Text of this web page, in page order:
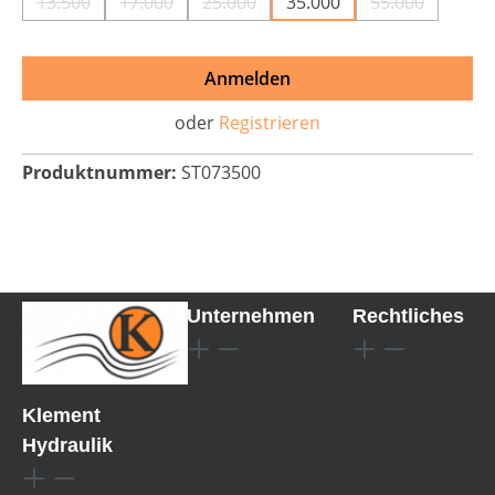
(Diese Option ist zurzeit nicht verfügbar.)
(Diese Option ist zurzeit nicht verfügbar.)
(Diese Option ist zurzeit nicht
(Diese
Anmelden
oder Registrieren
Produktnummer: ST073500
Klement
Hydraulik
Unternehmen Rechtliches